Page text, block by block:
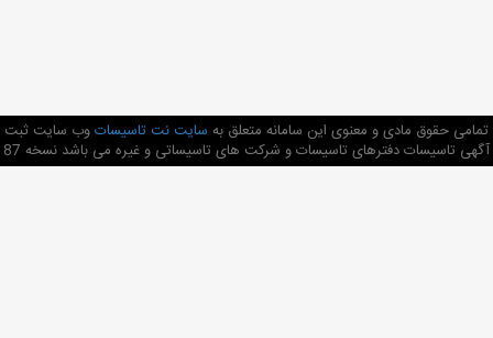
تمامی حقوق مادی و معنوی این سامانه متعلق به سایت نت تاسیساتوب سایت ثبت
آگهی تاسیسات دفترهای تاسیسات و شرکت های تاسیساتی و غیره می باشد نسخه 87